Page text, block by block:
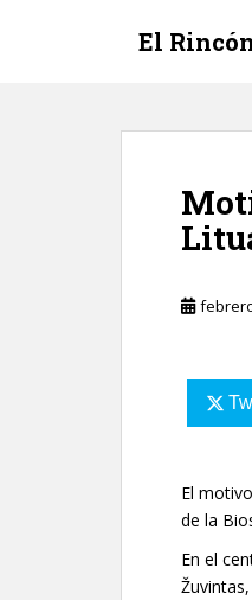
El
El
de la
En el